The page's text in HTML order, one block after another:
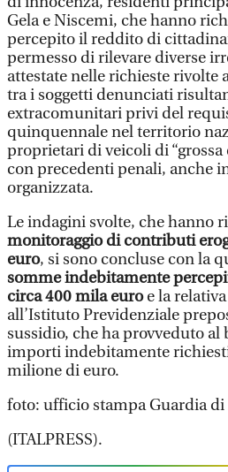
Gela e Niscemi, che hanno
percepito il reddito di
permesso di rilevare diverse
attestate nelle richieste rivolte
tra i soggetti denunciati
extracomunitari privi del
quinquennale nel territorio
proprietari di veicoli di “grossa
con precedenti penali, anche
organizzata.
Le indagini svolte, che hanno
monitoraggio di contributi
euro, si sono concluse con la
somme indebitamente
circa 400 mila euroe la
all’Istituto Previdenziale
sussidio, che ha provveduto
importi indebitamente
milione di euro.
foto: ufficio stampa Guardia di
(ITALPRESS).